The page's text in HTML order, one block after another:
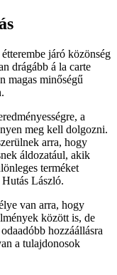
járó közönség
drágább á la carte
magas minőségű
a
meg kell dolgozni.
arra, hogy
áldozatául, akik
terméket
László.
van arra, hogy
között is, de
hozzáállásra
a tulajdonosok